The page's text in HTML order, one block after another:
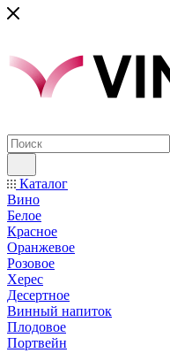
Каталог
Вино
Белое
Красное
Оранжевое
Розовое
Херес
Десертное
Винный напиток
Плодовое
Портвейн